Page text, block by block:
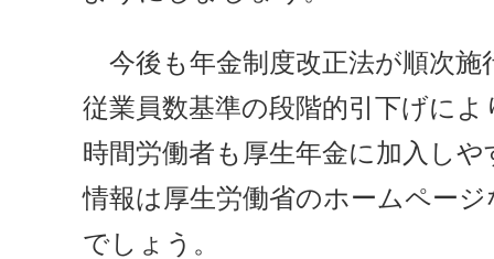
今後も年金制度改正法が順次施
従業員数基準の段階的引下げに
時間労働者も厚生年金に加入し
情報は厚生労働省のホームペー
でしょう。